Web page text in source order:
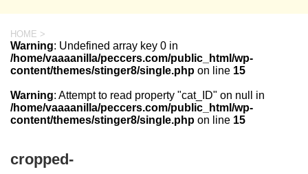
HOME >
Warning: Undefined array key 0 in
/home/vaaaanilla/peccers.com/public_html/wp-
content/themes/stinger8/single.php on line 15
Warning: Attempt to read property "cat_ID" on null in
/home/vaaaanilla/peccers.com/public_html/wp-
content/themes/stinger8/single.php on line 15
cropped-